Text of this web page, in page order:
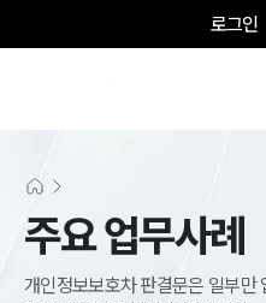
로그인
주요 업무사례
개인정보보호차 판결문은 일부만